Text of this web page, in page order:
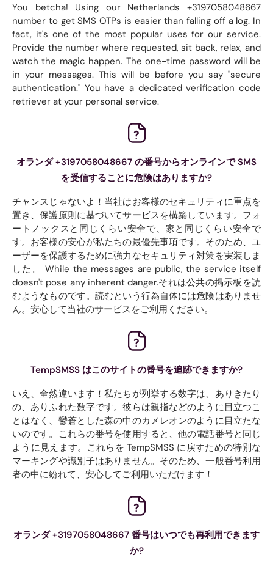
You betcha! Using our Netherlands +3197058048667
number to get SMS OTPs is easier than falling off a log. In
fact, it's one of the most popular uses for our service.
Provide the number where requested, sit back, relax, and
watch the magic happen. The one-time password will be
in your messages. This will be before you say "secure
authentication." You have a dedicated verification code
retriever at your personal service.
オランダ +3197058048667 の番号からオンラインで SMS
を受信することに危険はありますか?
チャンスじゃないよ！当社はお客様のセキュリティに重点を
置き、保護原則に基づいてサービスを構築しています。フォ
ートノックスと同じくらい安全で、家と同じくらい安全で
す。お客様の安心が私たちの最優先事項です。そのため、ユ
ーザーを保護するために強力なセキュリティ対策を実装しま
した。 While the messages are public, the service itself
doesn't pose any inherent danger.それは公共の掲示板を読
むようなものです。読むという行為自体には危険はありませ
ん。安心して当社のサービスをご利用ください。
TempSMSS はこのサイトの番号を追跡できますか?
いえ、全然違います！私たちが列挙する数字は、ありきたり
の、ありふれた数字です。彼らは親指などのように目立つこ
とはなく、鬱蒼とした森の中のカメレオンのように目立たな
いのです。これらの番号を使用すると、他の電話番号と同じ
ように見えます。これらを TempSMSS に戻すための特別な
マーキングや識別子はありません。そのため、一般番号利用
者の中に紛れて、安心してご利用いただけます！
オランダ +3197058048667 番号はいつでも再利用できます
か?